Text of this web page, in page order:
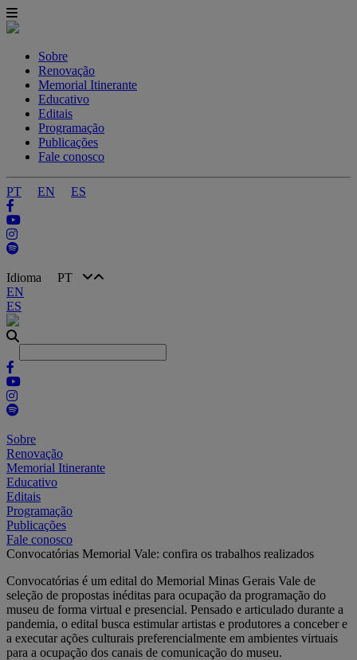
Sobre
Renovação
Memorial Itinerante
Educativo
Editais
Programação
Publicações
Fale conosco
PT EN ES
Idioma PT
EN
ES
Sobre
Renovação
Memorial Itinerante
Educativo
Editais
Programação
Publicações
Fale conosco
Convocatórias Memorial Vale: confira os trabalhos realizados
Convocatórias é um edital do Memorial Minas Gerais Vale de
seleção de propostas inéditas para ocupação da programação do
museu de forma virtual e presencial. Pensado e articulado durante a
pandemia, o edital busca estimular artistas e produtores a conceber e
a executar ações culturais preferencialmente em ambientes virtuais
para a ocupação dos canais de comunicação do museu.